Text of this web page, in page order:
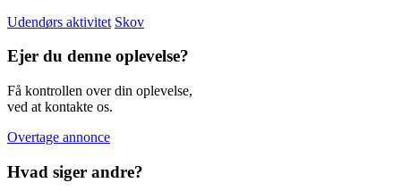
Udendørs aktivitet Skov
Ejer du denne oplevelse?
Få kontrollen over din oplevelse,
ved at kontakte os.
Overtage annonce
Hvad siger andre?